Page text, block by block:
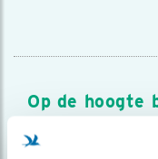
Op de hoogte
Meld je aan en
over vogels en